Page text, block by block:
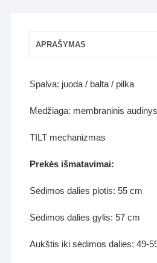
APRAŠYMAS
Spalva: juoda / balta / pilka
Medžiaga: membraninis
TILT mechanizmas
Prekės išmatavimai:
Sėdimos dalies plotis: 55 cm
Sėdimos dalies gylis: 57 cm
Aukštis iki sėdimos dalies: 49-